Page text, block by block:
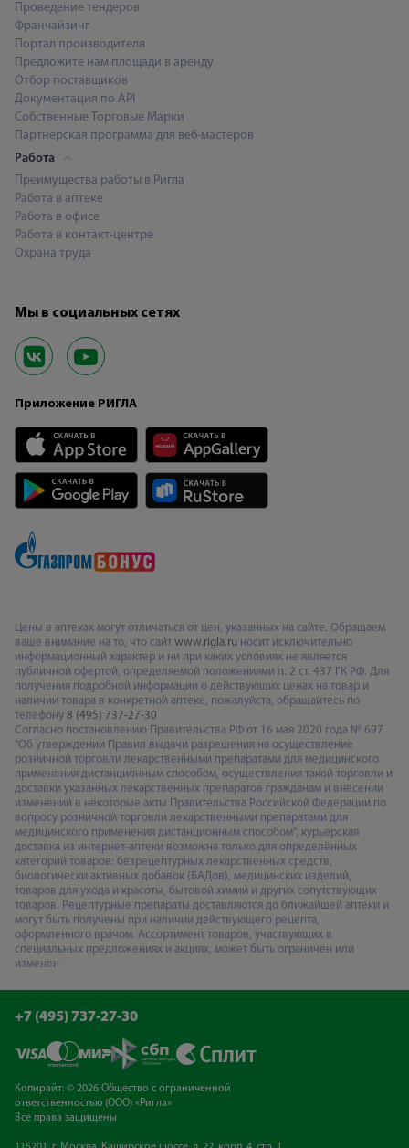
Проведение тендеров
Франчайзинг
Портал производителя
Предложите нам площади в аренду
Отбор поставщиков
Документация по API
Собственные Торговые Марки
Партнерская программа для веб-мастеров
Работа
Преимущества работы в Ригла
Работа в аптеке
Работа в офисе
Работа в контакт-центре
Охрана труда
Мы в социальных сетях
Приложение РИГЛА
Цены в аптеках могут отличаться от цен, указанных на сайте. Обращаем
ваше внимание на то, что сайт www.rigla.ru носит исключительно
информационный характер и ни при каких условиях не является
публичной офертой, определяемой положениями п. 2 ст. 437 ГК РФ. Для
получения подробной информации о действующих ценах на товар и
наличии товара в конкретной аптеке, пожалуйста, обращайтесь по
телефону 8 (495) 737-27-30
Согласно постановлению Правительства РФ от 16 мая 2020 года № 697
"Об утверждении Правил выдачи разрешения на осуществление
розничной торговли лекарственными препаратами для медицинского
применения дистанционным способом, осуществления такой торговли и
доставки указанных лекарственных препаратов гражданам и внесении
изменений в некоторые акты Правительства Российской Федерации по
вопросу розничной торговли лекарственными препаратами для
медицинского применения дистанционным способом", курьерская
доставка из интернет-аптеки возможна только для определённых
категорий товаров: безрецептурных лекарственных средств,
биологически активных добавок (БАДов), медицинских изделий,
товаров для ухода и красоты, бытовой химии и других сопутствующих
товаров. Рецептурные препараты доставляются до ближайшей аптеки и
могут быть получены при наличии действующего рецепта,
оформленного врачом. Ассортимент товаров, участвующих в
специальных предложениях и акциях, может быть ограничен или
изменен
+7 (495) 737-27-30
Копирайт: © 2026 Общество с ограниченной
ответственностью (ООО) «Ригла»
Все права защищены